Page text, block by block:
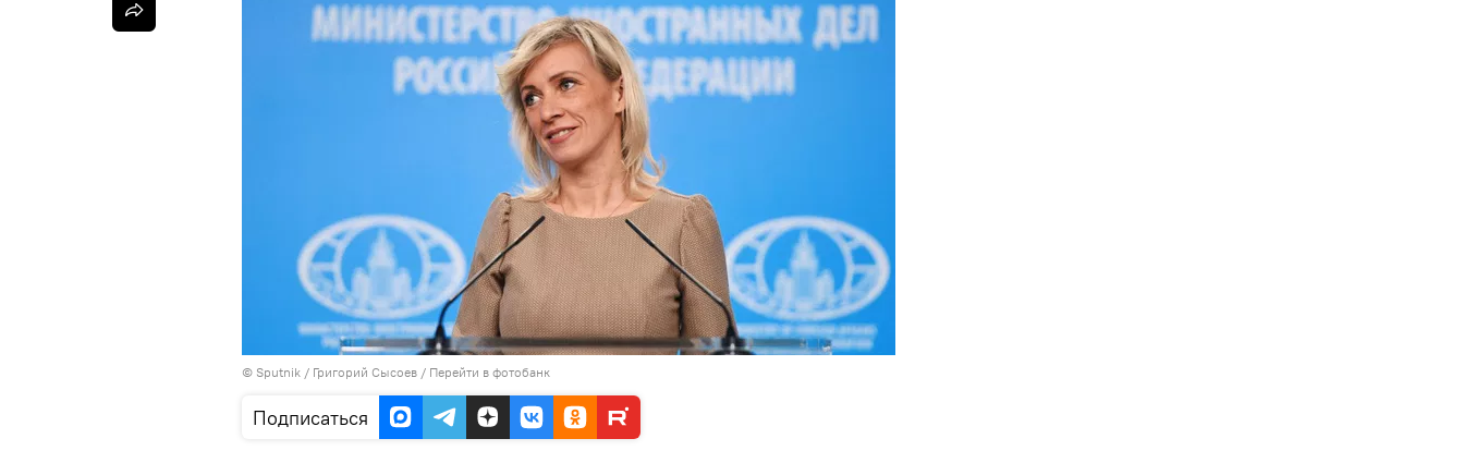
© Sputnik / Григорий Сысоев / Перейти в фотобанк
Подписаться